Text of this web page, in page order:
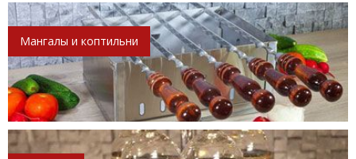
Мангалы и коптильни